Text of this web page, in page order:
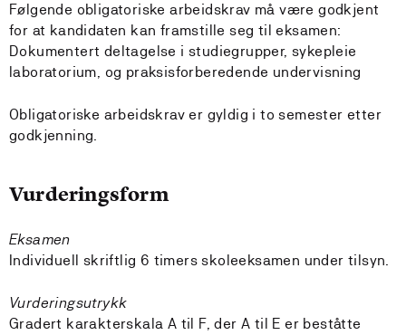
Følgende obligatoriske arbeidskrav må være godkjent
for at kandidaten kan framstille seg til eksamen:
Dokumentert deltagelse i studiegrupper, sykepleie
laboratorium, og praksisforberedende undervisning
Obligatoriske arbeidskrav er gyldig i to semester etter
godkjenning.
Vurderingsform
Eksamen
Individuell skriftlig 6 timers skoleeksamen under tilsyn.
Vurderingsutrykk
Gradert karakterskala A til F, der A til E er beståtte